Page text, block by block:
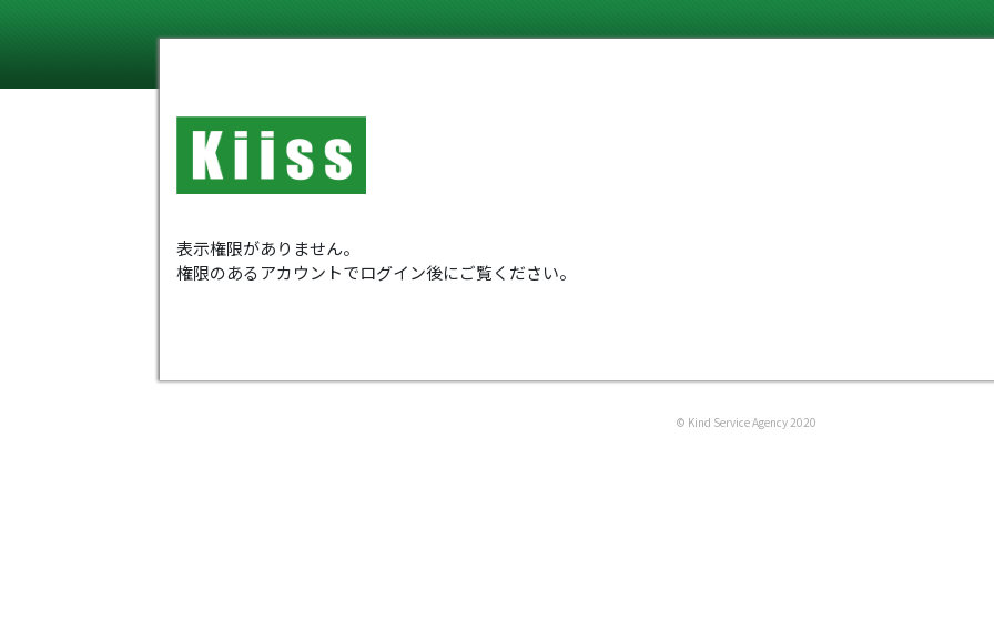
表示権限がありません。
権限のあるアカウントでログイン後にご覧ください。
© Kind Service Agency 2020